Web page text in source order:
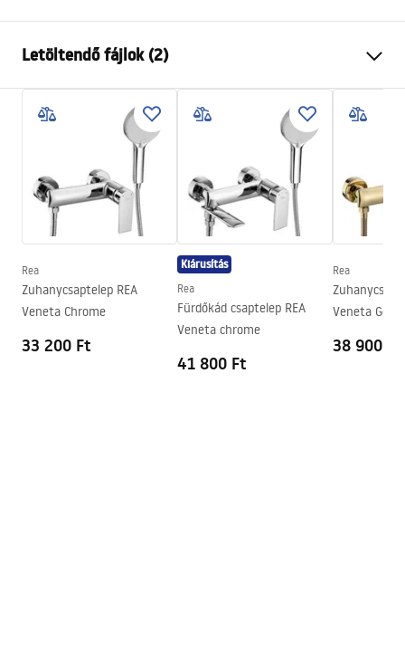
Anyag
Felszerelés
Csavarozható
Szélesség
110
Garancia
24 Hónap
Letöltendő fájlok (2)
Pielęgnacja
Pielęgnacja.pdf
Garanciális feltételek
Warranty_Terms_and_Conditions_Accessories_-_24.pdf
Rea
Zuhanycsaptelep REA
Veneta Chrome
33 200 Ft
Kiárusítás
Rea
Fürdőkád csaptelep REA
Veneta chrome
41 800 Ft
Rea
Veneta Gold
38 900 Ft